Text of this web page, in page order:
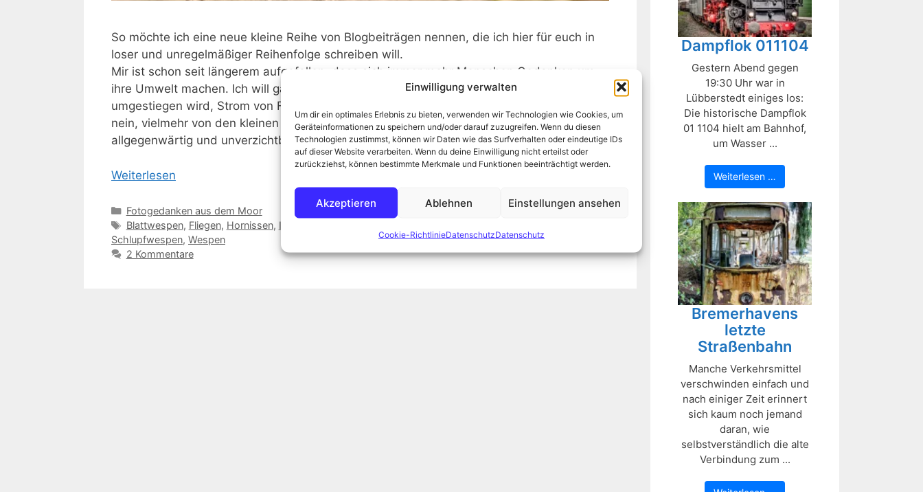
Einwilligung verwalten
Um dir ein optimales Erlebnis zu bieten, verwenden wir Technologien wie Cookies, um
Geräteinformationen zu speichern und/oder darauf zuzugreifen. Wenn du diesen
Technologien zustimmst, können wir Daten wie das Surfverhalten oder eindeutige IDs
auf dieser Website verarbeiten. Wenn du deine Einwilligung nicht erteilst oder
zurückziehst, können bestimmte Merkmale und Funktionen beeinträchtigt werden.
Akzeptieren Ablehnen Einstellungen ansehen
Cookie-RichtlinieDatenschutzDatenschutz
So möchte ich eine neue kleine Reihe von Blogbeiträgen nennen, die ich hier für euch in
loser und unregelmäßiger Reihenfolge schreiben will.
Mir ist schon seit längerem aufgefallen, dass sich immer mehr Menschen Gedanken um
ihre Umwelt machen. Ich will gar nicht davon reden, dass vom Auto auf das Fahrrad
umgestiegen wird, Strom von Fotovoltaikanlagen auf den Hausdächern erzeugt wird,
nein, vielmehr von den kleinen Dingen. Den kleinen sechsbeinigen Lebewesen, die so
allgegenwärtig und unverzichtbar für unser Leben auf diesem Planeten sind: Insekten.
Weiterlesen
Kategorien
Fotogedanken aus dem Moor
Schlagwörter
Blattwespen, Fliegen, Hornissen, Insekten
Schlupfwespen, Wespen
2 Kommentare
Dampflok 011104
Gestern Abend gegen
19:30 Uhr war in
Lübberstedt einiges los:
Die historische Dampflok
01 1104 hielt am Bahnhof,
um Wasser ...
Weiterlesen …
Bremerhavens
letzte
Straßenbahn
Manche Verkehrsmittel
verschwinden einfach und
nach einiger Zeit erinnert
sich kaum noch jemand
daran, wie
selbstverständlich die alte
Verbindung zum ...